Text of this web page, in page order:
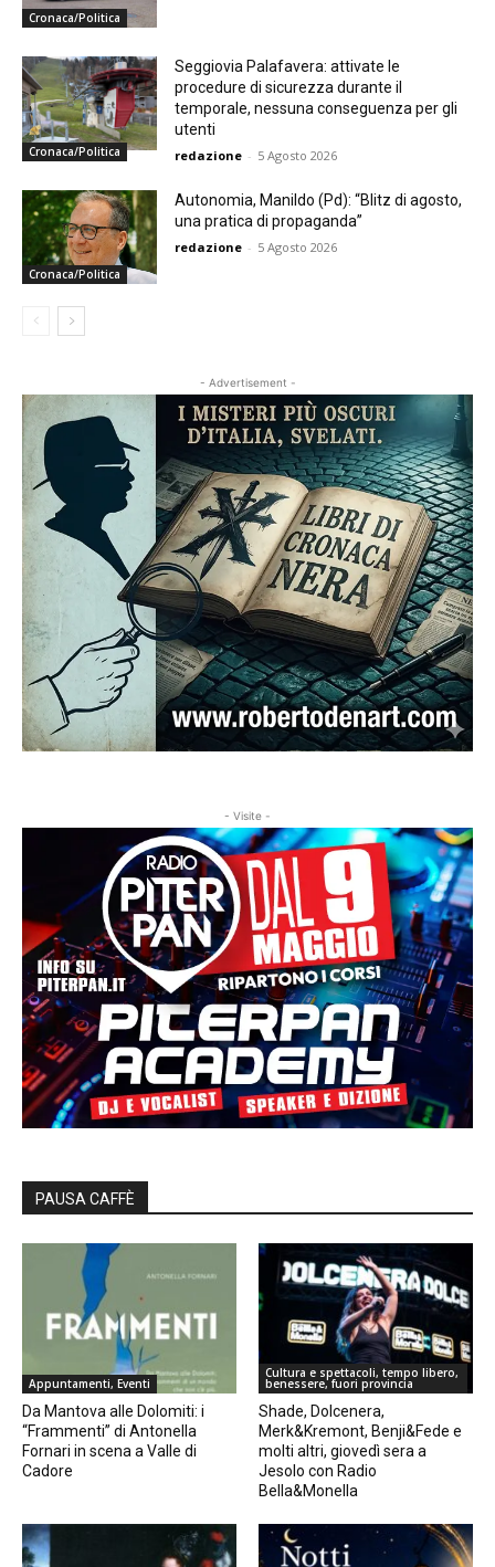
Cronaca/Politica
Cronaca/Politica
Seggiovia Palafavera: attivate le
procedure di sicurezza durante il
temporale, nessuna conseguenza per gli
utenti
redazione - 5 Agosto 2026
Cronaca/Politica
Autonomia, Manildo (Pd): “Blitz di agosto,
una pratica di propaganda”
redazione - 5 Agosto 2026
- Advertisement -
- Visite -
PAUSA CAFFÈ
Appuntamenti, Eventi
Da Mantova alle Dolomiti: i
“Frammenti” di Antonella
Fornari in scena a Valle di
Cadore
Cultura e spettacoli, tempo libero,
benessere, fuori provincia
Shade, Dolcenera,
Merk&Kremont, Benji&Fede e
molti altri, giovedì sera a
Jesolo con Radio
Bella&Monella